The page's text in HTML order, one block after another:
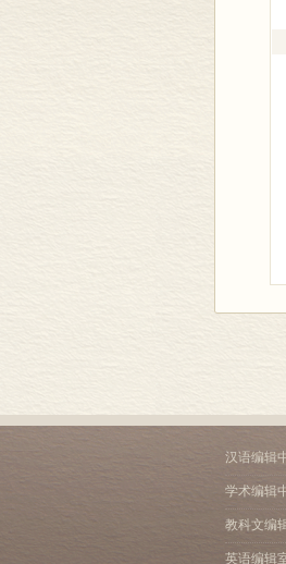
汉语编辑
学术编辑
教科文编
英语编辑